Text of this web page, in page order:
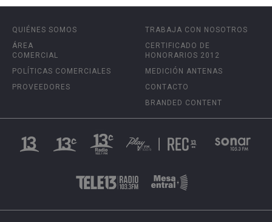
QUIÉNES SOMOS
ÁREA
COMERCIAL
POLÍTICAS COMERCIALES
PROVEEDORES
TRABAJA CON NOSOTROS
CERTIFICADO DE
HONORARIOS 2012
MEDICIÓN ANTENAS
CONTACTO
BRANDED CONTENT